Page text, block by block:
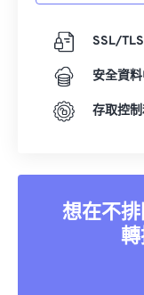
SSL/
安全資
存取控
想在不